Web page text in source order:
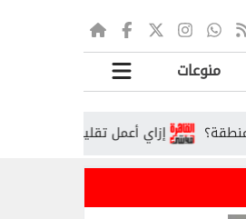
منوعات
إزاي أعمل تقليل اغتراب 2026؟.. الخطوات والشروط ورابط التسجيل